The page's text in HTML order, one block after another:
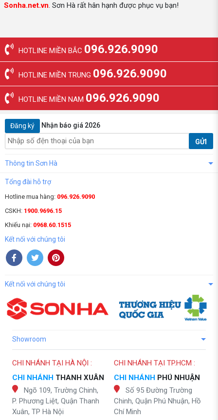
Sonha.net.vn. Sơn Hà rất hân hạnh được phục vụ bạn!
HOTLINE MIỀN BẮC 096.926.9090
HOTLINE MIỀN TRUNG 096.926.9090
HOTLINE MIỀN NAM 096.926.9090
Đăng ký Nhận báo giá 2026
GỬI
Thông tin Sơn Hà
Tổng đài hỗ trợ
Hotline mua hàng: 096.926.9090
CSKH: 1900.9696.15
Khiếu nại: 0968.60.1515
Kết nối với chúng tôi
Kết nối với chúng tôi
Showroom
CHI NHÁNH TẠI HÀ NỘI :
CHI NHÁNH THANH XUÂN
Ngõ 109, Trường Chinh,
P. Phương Liệt, Quận Thanh
Xuân, TP Hà Nội
CHI NHÁNH TẠI TP.HCM :
CHI NHÁNH PHÚ NHUẬN
Số 95 Đường Trường
Chinh, Quận Phú Nhuận, Hồ
Chí Minh